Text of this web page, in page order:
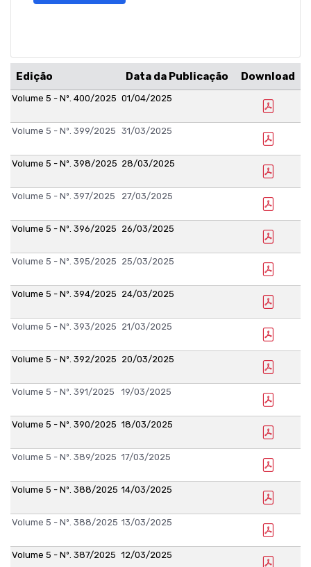
Edição Data da Publicação Download
Volume 5 - Nº. 400/2025 01/04/2025
Volume 5 - Nº. 399/2025 31/03/2025
Volume 5 - Nº. 398/2025 28/03/2025
Volume 5 - Nº. 397/2025 27/03/2025
Volume 5 - Nº. 396/2025 26/03/2025
Volume 5 - Nº. 395/2025 25/03/2025
Volume 5 - Nº. 394/2025 24/03/2025
Volume 5 - Nº. 393/2025 21/03/2025
Volume 5 - Nº. 392/2025 20/03/2025
Volume 5 - Nº. 391/2025 19/03/2025
Volume 5 - Nº. 390/2025 18/03/2025
Volume 5 - Nº. 389/2025 17/03/2025
Volume 5 - Nº. 388/2025 14/03/2025
Volume 5 - Nº. 388/2025 13/03/2025
Volume 5 - Nº. 387/2025 12/03/2025